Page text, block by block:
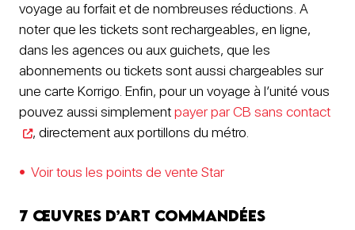
voyage au forfait et de nombreuses réductions. A
noter que les tickets sont rechargeables, en ligne,
dans les agences ou aux guichets, que les
abonnements ou tickets sont aussi chargeables sur
une carte Korrigo. Enfin, pour un voyage à l’unité vous
pouvez aussi simplementpayer par CB sans contact
, directement aux portillons du métro.
Voir tous les points de vente Star
7 œuvres d’art commandées